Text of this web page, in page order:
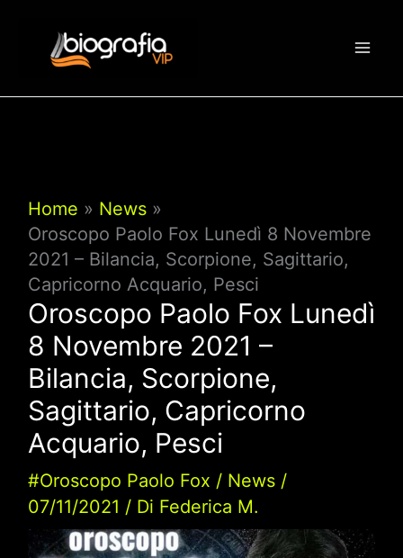
contenuto
Home
News
Oroscopo Paolo Fox Lunedì 8 Novembre
2021 – Bilancia, Scorpione, Sagittario,
Capricorno Acquario, Pesci
Oroscopo Paolo Fox Lunedì
8 Novembre 2021 –
Bilancia, Scorpione,
Sagittario, Capricorno
Acquario, Pesci
#Oroscopo Paolo Fox / News/
07/11/2021 / Di Federica M.